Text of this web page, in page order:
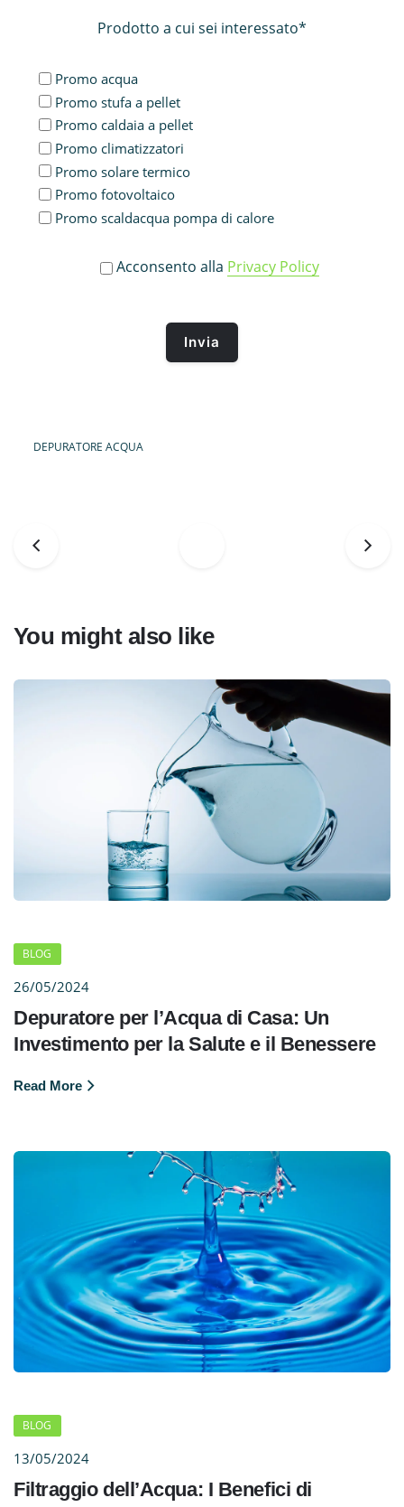
Prodotto a cui sei interessato*
Promo acqua
Promo stufa a pellet
Promo caldaia a pellet
Promo climatizzatori
Promo solare termico
Promo fotovoltaico
Promo scaldacqua pompa di calore
Acconsento alla Privacy Policy
DEPURATORE ACQUA
You might also like
BLOG
26/05/2024
Depuratore per l’Acqua di Casa: Un
Investimento per la Salute e il Benessere
Read More
BLOG
13/05/2024
Filtraggio dell’Acqua: I Benefici di